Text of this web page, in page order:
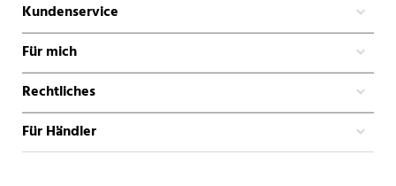
Kundenservice
Für mich
Rechtliches
Für Händler